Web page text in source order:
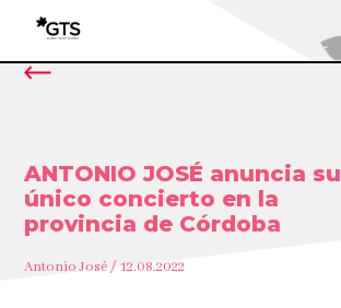
ANTONIO JOSÉ anuncia su
único concierto en la
provincia de Córdoba
Antonio José / 12.08.2022